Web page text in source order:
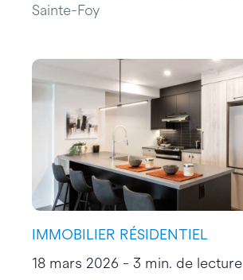
Sainte-Foy
IMMOBILIER RÉSIDENTIEL
18 mars 2026 - 3 min. de lecture